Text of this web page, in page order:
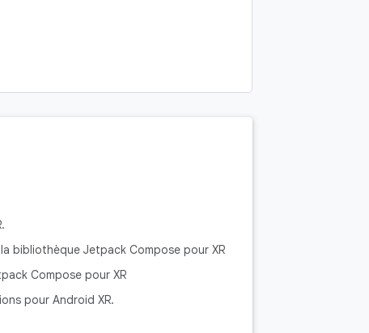
bibliothèque Jetpack Compose pour XR
Compose pour XR
pour Android XR.